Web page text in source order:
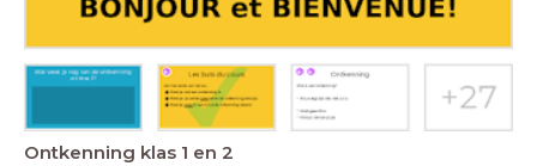
Ontkenning klas 1 en 2